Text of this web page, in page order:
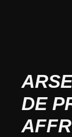
DE